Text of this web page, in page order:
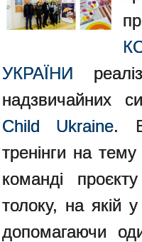
УКРАЇНИ
надзвичайних
Child Ukraine. В
тренінги на
команді
толоку, на якій
допомагаючи